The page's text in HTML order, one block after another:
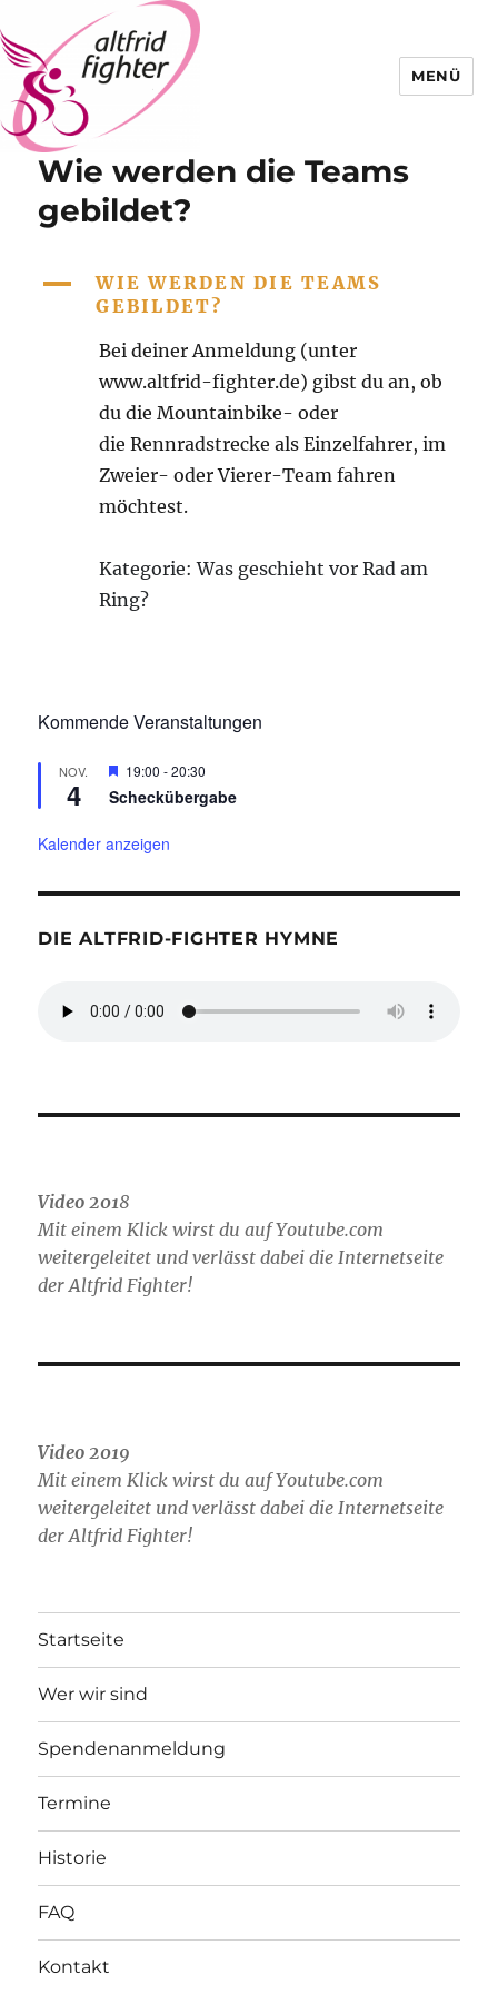
Altfrid Fighter
MENÜ
Wie werden die Teams
gebildet?
A
WIE WERDEN DIE TEAMS
GEBILDET?
Bei deiner Anmeldung (unter
www.altfrid-fighter.de) gibst du an, ob
du die Mountainbike- oder
die Rennradstrecke als Einzelfahrer, im
Zweier- oder Vierer-Team fahren
möchtest.
Kategorie: Was geschieht vor Rad am
Ring?
Kommende Veranstaltungen
NOV.
4
H
e
r
o
e
o
b
19:00 -20:30
Scheckübergabe
Kalender anzeigen
DIE ALTFRID-FIGHTER HYMNE
Video 2018
Mit einem Klick wirst du auf Youtube.com
weitergeleitet und verlässt dabei die Internetseite
der Altfrid Fighter!
Video 2019
Mit einem Klick wirst du auf Youtube.com
weitergeleitet und verlässt dabei die Internetseite
der Altfrid Fighter!
Startseite
Wer wir sind
Spendenanmeldung
Termine
Historie
FAQ
Kontakt